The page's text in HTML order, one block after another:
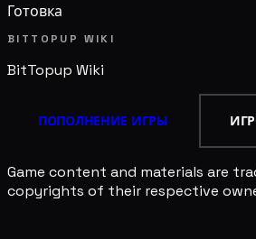
Готовка
BITTOPUP WIKI
BitTopup Wiki
ПОПОЛНЕНИЕ ИГРЫ
Game content and materials are
copyrights of their respective